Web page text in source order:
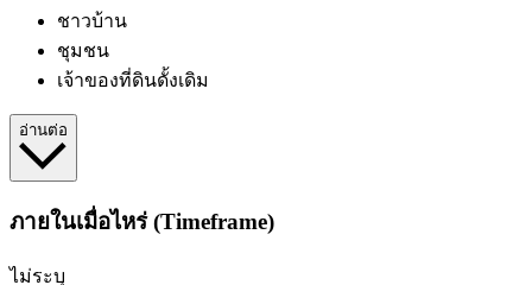
ชาวบ้าน
ชุมชน
เจ้าของที่ดินดั้งเดิม
อ่านต่อ
ภายในเมื่อไหร่ (Timeframe)
ไม่ระบุ